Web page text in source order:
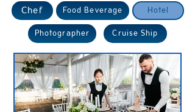
Chef Food Beverage
Hotel
Photographer
Cruise Ship